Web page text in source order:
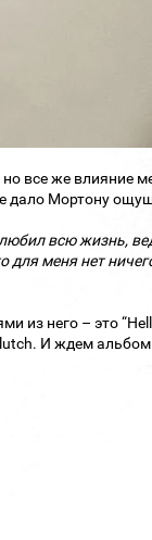
все же влияние
дало Мортону
всю жизнь,
меня нет
него – это “Hell
И ждем